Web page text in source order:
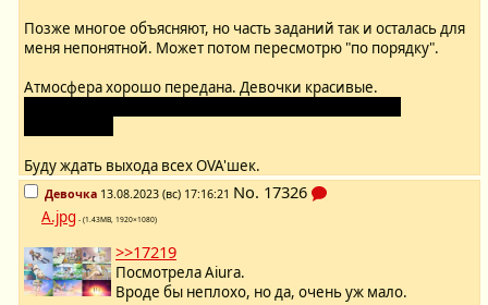
Позже многое объясняют, но часть заданий так и осталась для
меня непонятной. Может потом пересмотрю "по порядку".
Атмосфера хорошо передана. Девочки красивые.
Буду ждать выхода всех OVA'шек.
Девочка 13.08.2023 (вс) 17:16:21 No. 17326
A.jpg - (1.43MB, 1920×1080)
>>17219
Посмотрела Aiura.
Вроде бы неплохо, но да, очень уж мало.